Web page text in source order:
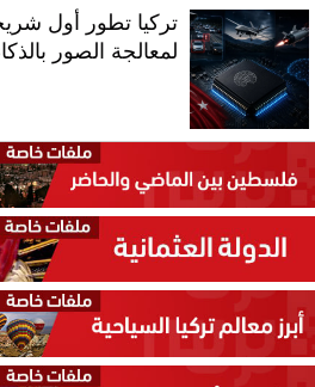
تركيا تطور أول
لمعالجة الصور